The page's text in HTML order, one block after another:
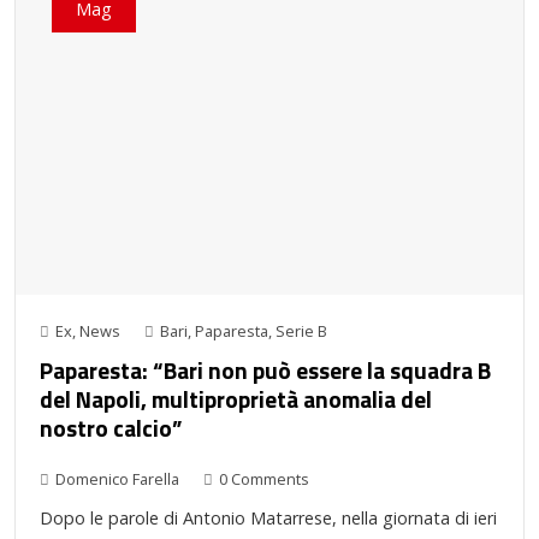
Mag
Ex, News Bari, Paparesta, Serie B
Paparesta: “Bari non può essere la squadra B
del Napoli, multiproprietà anomalia del
nostro calcio”
Domenico Farella 0 Comments
Dopo le parole di Antonio Matarrese, nella giornata di ieri